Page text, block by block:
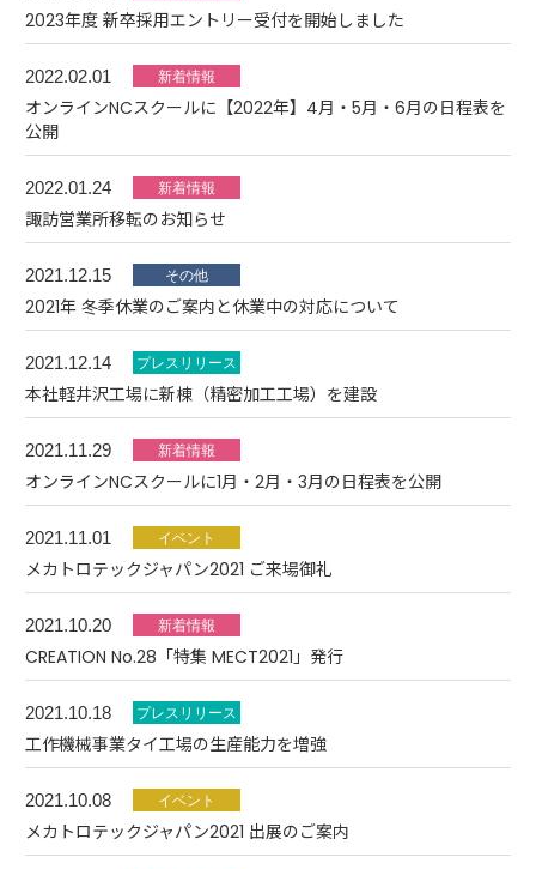
2023年度 新卒採用エントリー受付を開始しました
2022.02.01
オンラインNCスクールに【2022年】4月・5月・6月の日程表を
公開
2022.01.24
諏訪営業所移転のお知らせ
2021.12.15
2021年 冬季休業のご案内と休業中の対応について
2021.12.14
本社軽井沢工場に新棟（精密加工工場）を建設
2021.11.29
オンラインNCスクールに1月・2月・3月の日程表を公開
2021.11.01
メカトロテックジャパン2021 ご来場御礼
2021.10.20
CREATION No.28「特集 MECT2021」発行
2021.10.18
工作機械事業タイ工場の生産能力を増強
2021.10.08
メカトロテックジャパン2021 出展のご案内